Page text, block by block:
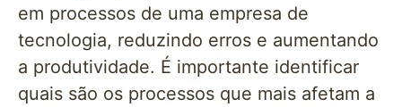
em processos de uma empresa de
tecnologia, reduzindo erros e aumentando
a produtividade. É importante identificar
quais são os processos que mais afetam a